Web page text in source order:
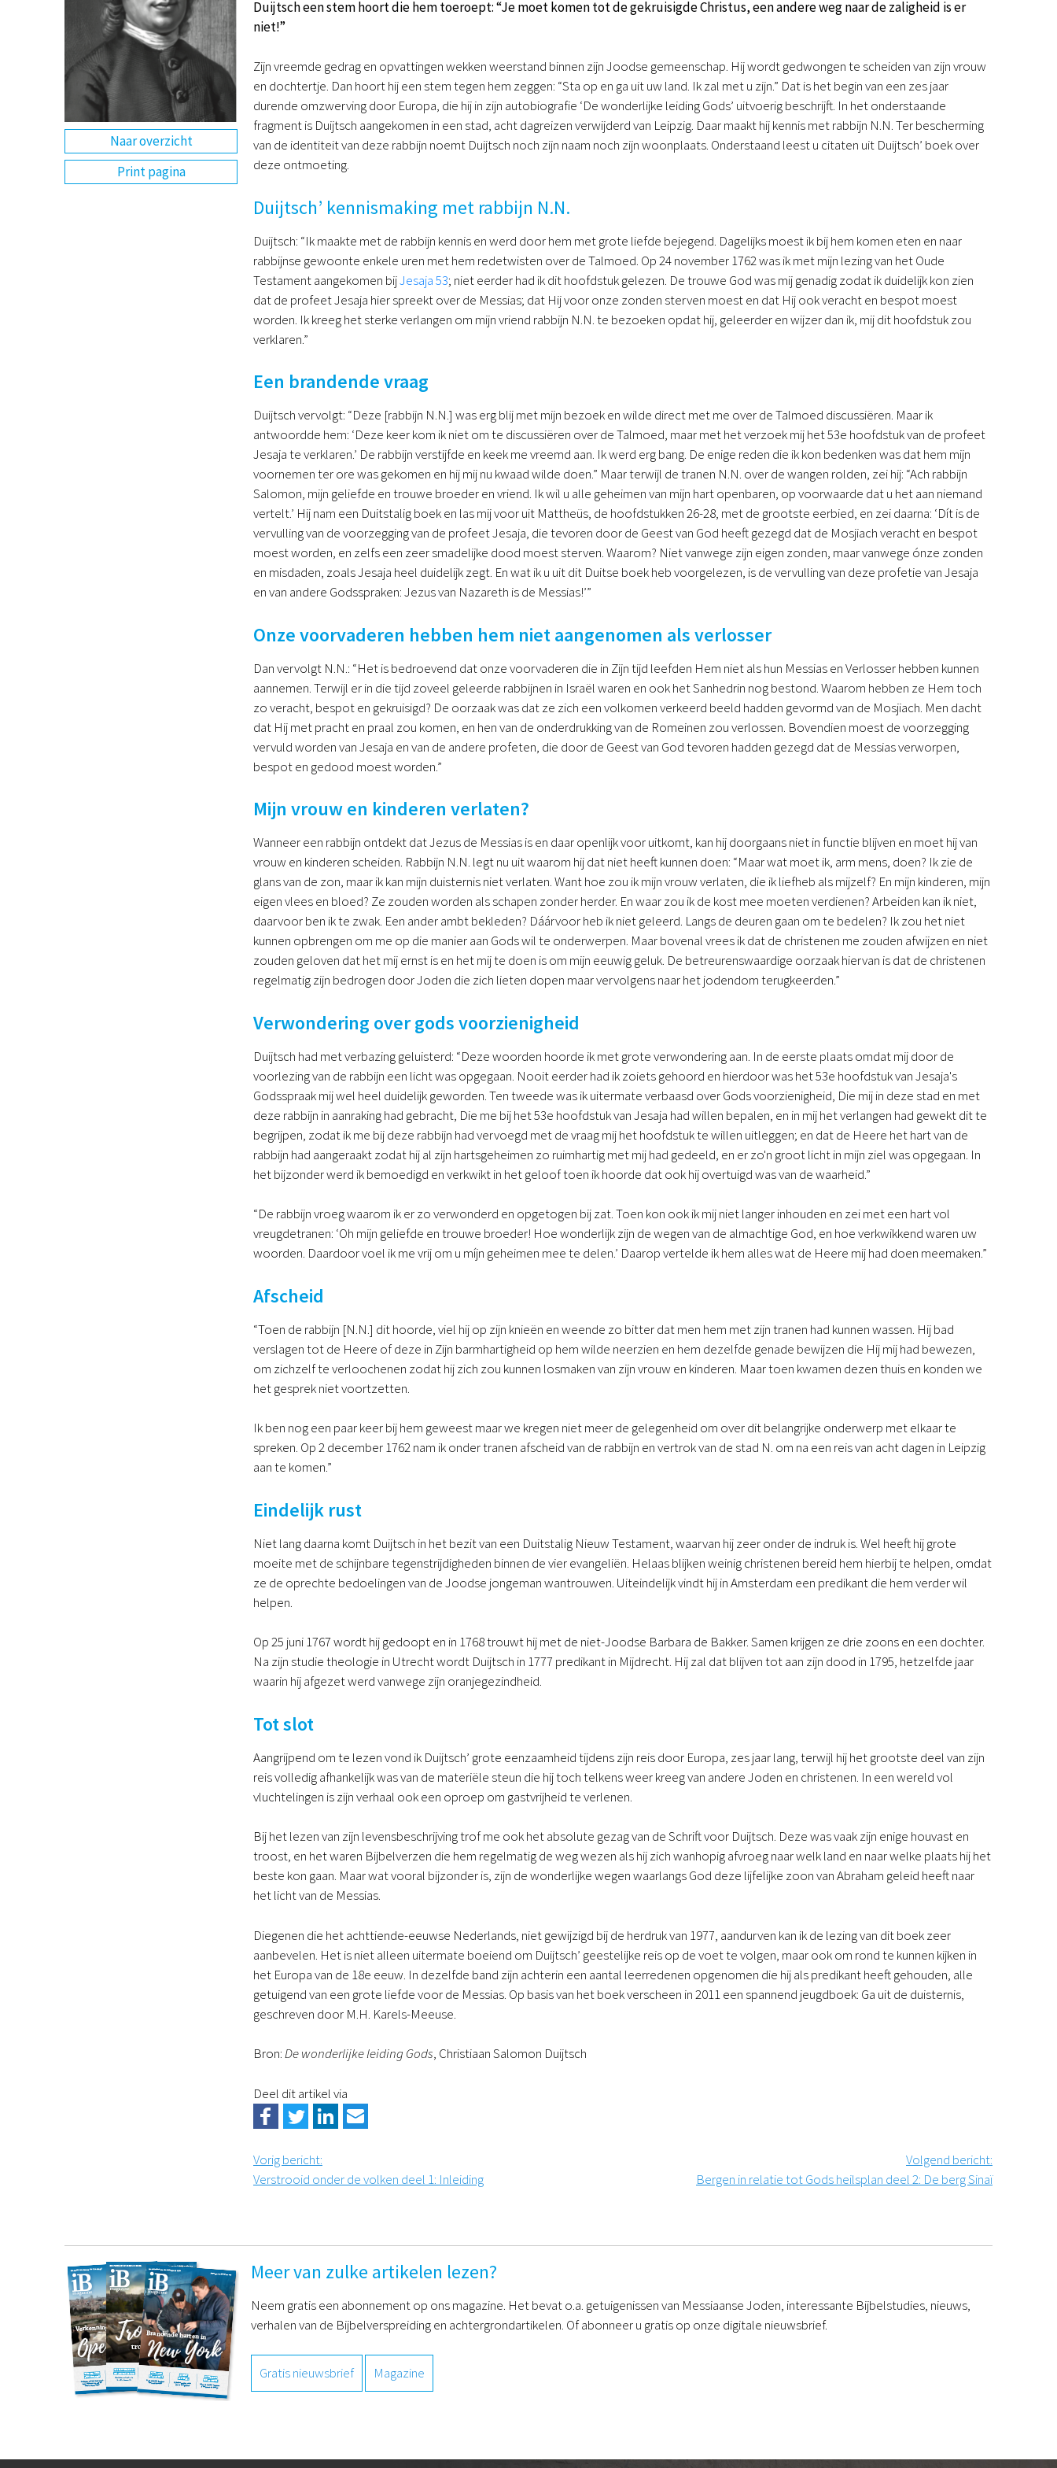
Naar overzicht
Print pagina
Duijtsch een stem hoort die hem toeroept: “Je moet komen tot de gekruisigde Christus, een andere weg naar de zaligheid is er
niet!”
Zijn vreemde gedrag en opvattingen wekken weerstand binnen zijn Joodse gemeenschap. Hij wordt gedwongen te scheiden van zijn vrouw
en dochtertje. Dan hoort hij een stem tegen hem zeggen: “Sta op en ga uit uw land. Ik zal met u zijn.” Dat is het begin van een zes jaar
durende omzwerving door Europa, die hij in zijn autobiografie ‘De wonderlijke leiding Gods’ uitvoerig beschrijft. In het onderstaande
fragment is Duijtsch aangekomen in een stad, acht dagreizen verwijderd van Leipzig. Daar maakt hij kennis met rabbijn N.N. Ter bescherming
van de identiteit van deze rabbijn noemt Duijtsch noch zijn naam noch zijn woonplaats. Onderstaand leest u citaten uit Duijtsch’ boek over
deze ontmoeting.
Duijtsch’ kennismaking met rabbijn N.N.
Duijtsch: “Ik maakte met de rabbijn kennis en werd door hem met grote liefde bejegend. Dagelijks moest ik bij hem komen eten en naar
rabbijnse gewoonte enkele uren met hem redetwisten over de Talmoed. Op 24 november 1762 was ik met mijn lezing van het Oude
Testament aangekomen bijJesaja 53; niet eerder had ik dit hoofdstuk gelezen. De trouwe God was mij genadig zodat ik duidelijk kon zien
dat de profeet Jesaja hier spreekt over de Messias; dat Hij voor onze zonden sterven moest en dat Hij ook veracht en bespot moest
worden. Ik kreeg het sterke verlangen om mijn vriend rabbijn N.N. te bezoeken opdat hij, geleerder en wijzer dan ik, mij dit hoofdstuk zou
verklaren.”
Een brandende vraag
Duijtsch vervolgt: “Deze [rabbijn N.N.] was erg blij met mijn bezoek en wilde direct met me over de Talmoed discussiëren. Maar ik
antwoordde hem: ‘Deze keer kom ik niet om te discussiëren over de Talmoed, maar met het verzoek mij het 53e hoofdstuk van de profeet
Jesaja te verklaren.’ De rabbijn verstijfde en keek me vreemd aan. Ik werd erg bang. De enige reden die ik kon bedenken was dat hem mijn
voornemen ter ore was gekomen en hij mij nu kwaad wilde doen.” Maar terwijl de tranen N.N. over de wangen rolden, zei hij: “Ach rabbijn
Salomon, mijn geliefde en trouwe broeder en vriend. Ik wil u alle geheimen van mijn hart openbaren, op voorwaarde dat u het aan niemand
vertelt.’ Hij nam een Duitstalig boek en las mij voor uit Mattheüs, de hoofdstukken 26-28, met de grootste eerbied, en zei daarna: ‘Dít is de
vervulling van de voorzegging van de profeet Jesaja, die tevoren door de Geest van God heeft gezegd dat de Mosjiach veracht en bespot
moest worden, en zelfs een zeer smadelijke dood moest sterven. Waarom? Niet vanwege zijn eigen zonden, maar vanwege ónze zonden
en misdaden, zoals Jesaja heel duidelijk zegt. En wat ik u uit dit Duitse boek heb voorgelezen, is de vervulling van deze profetie van Jesaja
en van andere Godsspraken: Jezus van Nazareth is de Messias!’”
Onze voorvaderen hebben hem niet aangenomen als verlosser
Dan vervolgt N.N.: “Het is bedroevend dat onze voorvaderen die in Zijn tijd leefden Hem niet als hun Messias en Verlosser hebben kunnen
aannemen. Terwijl er in die tijd zoveel geleerde rabbijnen in Israël waren en ook het Sanhedrin nog bestond. Waarom hebben ze Hem toch
zo veracht, bespot en gekruisigd? De oorzaak was dat ze zich een volkomen verkeerd beeld hadden gevormd van de Mosjiach. Men dacht
dat Hij met pracht en praal zou komen, en hen van de onderdrukking van de Romeinen zou verlossen. Bovendien moest de voorzegging
vervuld worden van Jesaja en van de andere profeten, die door de Geest van God tevoren hadden gezegd dat de Messias verworpen,
bespot en gedood moest worden.”
Mijn vrouw en kinderen verlaten?
Wanneer een rabbijn ontdekt dat Jezus de Messias is en daar openlijk voor uitkomt, kan hij doorgaans niet in functie blijven en moet hij van
vrouw en kinderen scheiden. Rabbijn N.N. legt nu uit waarom hij dat niet heeft kunnen doen: “Maar wat moet ik, arm mens, doen? Ik zie de
glans van de zon, maar ik kan mijn duisternis niet verlaten. Want hoe zou ik mijn vrouw verlaten, die ik liefheb als mijzelf? En mijn kinderen, mijn
eigen vlees en bloed? Ze zouden worden als schapen zonder herder. En waar zou ik de kost mee moeten verdienen? Arbeiden kan ik niet,
daarvoor ben ik te zwak. Een ander ambt bekleden? Dáárvoor heb ik niet geleerd. Langs de deuren gaan om te bedelen? Ik zou het niet
kunnen opbrengen om me op die manier aan Gods wil te onderwerpen. Maar bovenal vrees ik dat de christenen me zouden afwijzen en niet
zouden geloven dat het mij ernst is en het mij te doen is om mijn eeuwig geluk. De betreurenswaardige oorzaak hiervan is dat de christenen
regelmatig zijn bedrogen door Joden die zich lieten dopen maar vervolgens naar het jodendom terugkeerden.”
Verwondering over gods voorzienigheid
Duijtsch had met verbazing geluisterd: “Deze woorden hoorde ik met grote verwondering aan. In de eerste plaats omdat mij door de
voorlezing van de rabbijn een licht was opgegaan. Nooit eerder had ik zoiets gehoord en hierdoor was het 53e hoofdstuk van Jesaja's
Godsspraak mij wel heel duidelijk geworden. Ten tweede was ik uitermate verbaasd over Gods voorzienigheid, Die mij in deze stad en met
deze rabbijn in aanraking had gebracht, Die me bij het 53e hoofdstuk van Jesaja had willen bepalen, en in mij het verlangen had gewekt dit te
begrijpen, zodat ik me bij deze rabbijn had vervoegd met de vraag mij het hoofdstuk te willen uitleggen; en dat de Heere het hart van de
rabbijn had aangeraakt zodat hij al zijn hartsgeheimen zo ruimhartig met mij had gedeeld, en er zo'n groot licht in mijn ziel was opgegaan. In
het bijzonder werd ik bemoedigd en verkwikt in het geloof toen ik hoorde dat ook hij overtuigd was van de waarheid.”
“De rabbijn vroeg waarom ik er zo verwonderd en opgetogen bij zat. Toen kon ook ik mij niet langer inhouden en zei met een hart vol
vreugdetranen: ‘Oh mijn geliefde en trouwe broeder! Hoe wonderlijk zijn de wegen van de almachtige God, en hoe verkwikkend waren uw
woorden. Daardoor voel ik me vrij om u míjn geheimen mee te delen.’ Daarop vertelde ik hem alles wat de Heere mij had doen meemaken.”
Afscheid
“Toen de rabbijn [N.N.] dit hoorde, viel hij op zijn knieën en weende zo bitter dat men hem met zijn tranen had kunnen wassen. Hij bad
verslagen tot de Heere of deze in Zijn barmhartigheid op hem wilde neerzien en hem dezelfde genade bewijzen die Hij mij had bewezen,
om zichzelf te verloochenen zodat hij zich zou kunnen losmaken van zijn vrouw en kinderen. Maar toen kwamen dezen thuis en konden we
het gesprek niet voortzetten.
Ik ben nog een paar keer bij hem geweest maar we kregen niet meer de gelegenheid om over dit belangrijke onderwerp met elkaar te
spreken. Op 2 december 1762 nam ik onder tranen afscheid van de rabbijn en vertrok van de stad N. om na een reis van acht dagen in Leipzig
aan te komen.”
Eindelijk rust
Niet lang daarna komt Duijtsch in het bezit van een Duitstalig Nieuw Testament, waarvan hij zeer onder de indruk is. Wel heeft hij grote
moeite met de schijnbare tegenstrijdigheden binnen de vier evangeliën. Helaas blijken weinig christenen bereid hem hierbij te helpen, omdat
ze de oprechte bedoelingen van de Joodse jongeman wantrouwen. Uiteindelijk vindt hij in Amsterdam een predikant die hem verder wil
helpen.
Op 25 juni 1767 wordt hij gedoopt en in 1768 trouwt hij met de niet-Joodse Barbara de Bakker. Samen krijgen ze drie zoons en een dochter.
Na zijn studie theologie in Utrecht wordt Duijtsch in 1777 predikant in Mijdrecht. Hij zal dat blijven tot aan zijn dood in 1795, hetzelfde jaar
waarin hij afgezet werd vanwege zijn oranjegezindheid.
Tot slot
Aangrijpend om te lezen vond ik Duijtsch’ grote eenzaamheid tijdens zijn reis door Europa, zes jaar lang, terwijl hij het grootste deel van zijn
reis volledig afhankelijk was van de materiële steun die hij toch telkens weer kreeg van andere Joden en christenen. In een wereld vol
vluchtelingen is zijn verhaal ook een oproep om gastvrijheid te verlenen.
Bij het lezen van zijn levensbeschrijving trof me ook het absolute gezag van de Schrift voor Duijtsch. Deze was vaak zijn enige houvast en
troost, en het waren Bijbelverzen die hem regelmatig de weg wezen als hij zich wanhopig afvroeg naar welk land en naar welke plaats hij het
beste kon gaan. Maar wat vooral bijzonder is, zijn de wonderlijke wegen waarlangs God deze lijfelijke zoon van Abraham geleid heeft naar
het licht van de Messias.
Diegenen die het achttiende-eeuwse Nederlands, niet gewijzigd bij de herdruk van 1977, aandurven kan ik de lezing van dit boek zeer
aanbevelen. Het is niet alleen uitermate boeiend om Duijtsch’ geestelijke reis op de voet te volgen, maar ook om rond te kunnen kijken in
het Europa van de 18e eeuw. In dezelfde band zijn achterin een aantal leerredenen opgenomen die hij als predikant heeft gehouden, alle
getuigend van een grote liefde voor de Messias. Op basis van het boek verscheen in 2011 een spannend jeugdboek: Ga uit de duisternis,
geschreven door M.H. Karels-Meeuse.
Bron:De wonderlijke leiding Gods, Christiaan Salomon Duijtsch
Deel dit artikel via
Vorig bericht:
Verstrooid onder de volken deel 1: Inleiding
Volgend bericht:
Bergen in relatie tot Gods heilsplan deel 2: De berg Sinaï
Meer van zulke artikelen lezen?
Neem gratis een abonnement op ons magazine. Het bevat o.a. getuigenissen van Messiaanse Joden, interessante Bijbelstudies, nieuws,
verhalen van de Bijbelverspreiding en achtergrondartikelen. Of abonneer u gratis op onze digitale nieuwsbrief.
Gratis nieuwsbrief Magazine
Podcast
Agenda
Kinderwerk
Jongerenwerk
Het Studiehuis (cursus)
Webshop
ANBI
Veelgestelde vragen
Contact
Doneren